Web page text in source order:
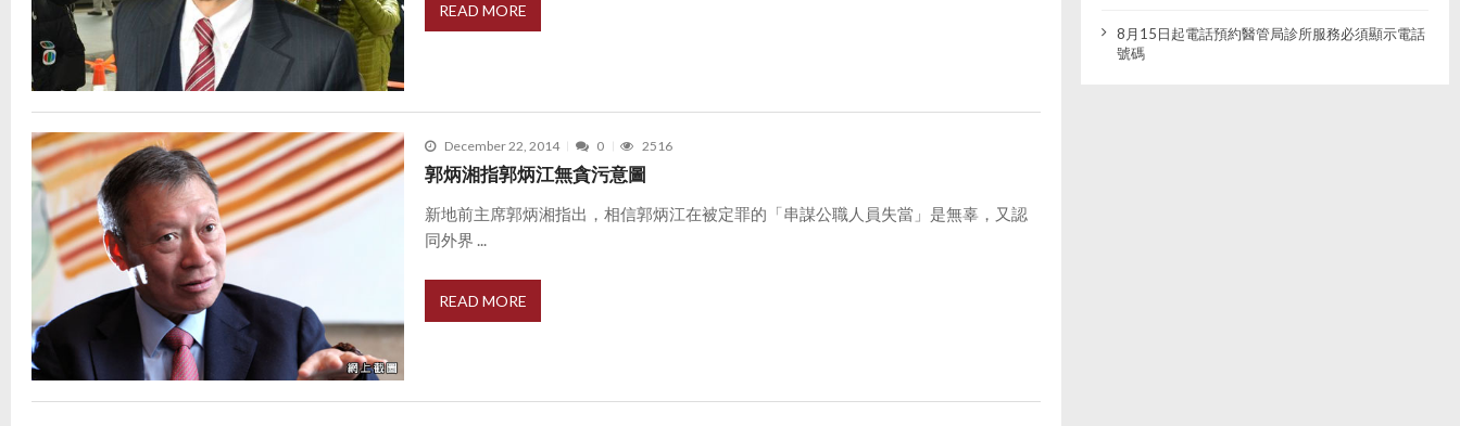
READ MORE
December 22, 2014 0 2516
郭炳湘指郭炳江無貪污意圖
新地前主席郭炳湘指出，相信郭炳江在被定罪的「串謀公職人員失當」是無辜，又認
同外界 ...
READ MORE
8月15日起電話預約醫管局診所服務必須顯示電話
號碼